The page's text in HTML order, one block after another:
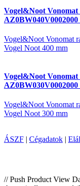
Vogel&Noot
Vogel&Noot Vonomat
Vogel Noot 400 mm
Vogel&Noot
Vogel&Noot Vonomat
Vogel Noot 300 mm
ÁSZF | Cégadatok |
// Push Product View